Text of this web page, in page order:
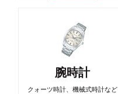
腕時計
クォーツ時計、機械式時計など